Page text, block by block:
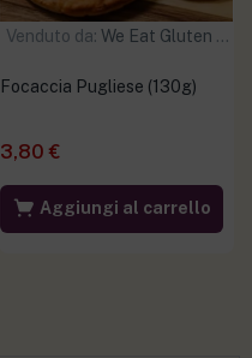
Venduto da: We Eat Gluten Free
Focaccia Pugliese (130g)
3,80 €
Aggiungi al carrello